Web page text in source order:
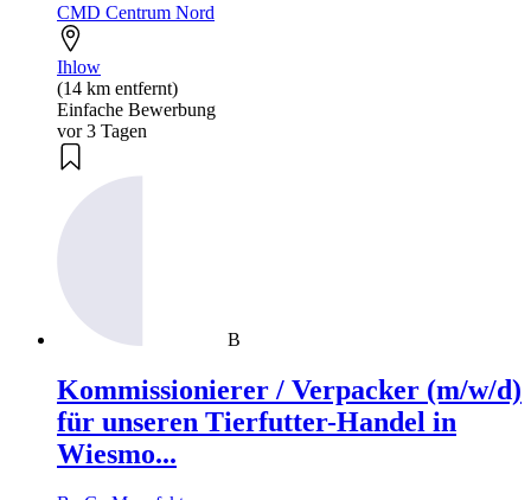
CMD Centrum Nord
Ihlow
(14 km entfernt)
Einfache Bewerbung
vor 3 Tagen
B
Kommissionierer / Verpacker (m/w/d)
für unseren Tierfutter-Handel in
Wiesmo...